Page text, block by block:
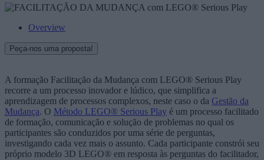
Overview
Peça-nos uma proposta!
A formação Facilitação da Mudança com LEGO® Serious Play
recorre a um processo inovador e lúdico, que simplifica a
aprendizagem de processos complexos, neste caso o da Gestão da
Mudança. O Método LEGO® Serious Play é um processo facilitado
de formação, comunicação e solução de problemas no qual os
participantes são conduzidos por uma série de perguntas,
investigando cada vez mais o assunto. Cada participante constrói seu
próprio modelo 3D LEGO® em resposta às perguntas do facilitador,